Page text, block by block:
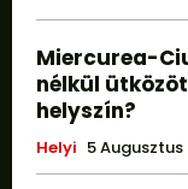
Miercurea-
nélkül
helyszín?
Helyi 5 Augusztus